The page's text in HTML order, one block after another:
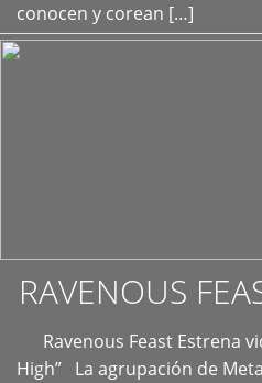
conocen y corean […]
RAVENOUS
Ravenous Feast Estrena
High” La agrupación de